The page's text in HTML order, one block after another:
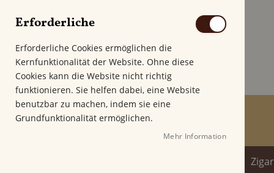
Erforderliche
Erforderliche Cookies ermöglichen die
Kernfunktionalität der Website. Ohne diese
Cookies kann die Website nicht richtig
funktionieren. Sie helfen dabei, eine Website
benutzbar zu machen, indem sie eine
Grundfunktionalität ermöglichen.
Mehr Information